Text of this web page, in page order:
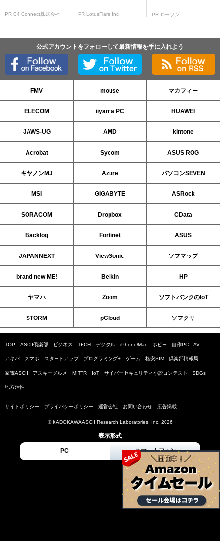
PR C4 Connect株式会社 PR LotusFlare Inc PR ローソン
公式アカウントをフォローして最新情報を手に入れよう
FMV mouse マカフィー
ELECOM iiyama PC HUAWEI
JAWS-UG AMD kintone
Acrobat Sycom ASUS ROG
キヤノンMJ Azure パソコンSEVEN
MSI GIGABYTE ASRock
SORACOM Dropbox CData
Backlog Fortinet ASUS
JAPANNEXT ViewSonic ソフマップ
brand new ME! Belkin HP
ヤマハ Zoom ソフトバンクのIoT
STORM pCloud ソフクリ
TOP ASCII倶楽部 ビジネス TECH デジタル iPhone/Mac ホビー 自作PC AV
アキバ スマホ スタートアップ プログラミング+ ゲーム 格安SIM 倶楽部情報局
家電ASCII アスキーグルメ MITTR IoT サイバーセキュリティ小説コンテスト SDGs
地方活性
サイトポリシー プライバシーポリシー 運営会社 お問い合わせ 広告掲載
© KADOKAWA ASCII Research Laboratories, Inc. 2026
表示形式
PC スマートフォン